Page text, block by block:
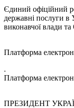
Єдиний офіційний
державні послуги в
виконавчої влади
Платформа
.
Платформа
ПРЕЗИДЕНТ